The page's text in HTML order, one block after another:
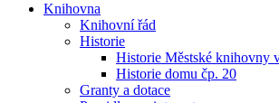
Knihovna
Knihovní řád
Historie
Historie Městské knihovny
Historie domu čp. 20
Granty a dotace